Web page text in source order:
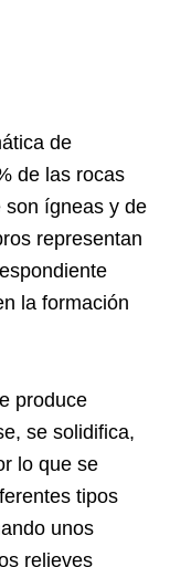
de
de las rocas
son ígneas y de
representan
la formación
produce
se solidifica,
lo que se
tipos
unos
relieves